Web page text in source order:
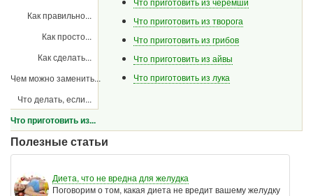
Как правильно...
Как просто...
Как сделать...
Чем можно заменить...
Что делать, если...
Что приготовить из...
Что приготовить из творога
Что приготовить из грибов
Что приготовить из айвы
Что приготовить из лука
Полезные статьи
Диета, что не вредна для желудка
Поговорим о том, какая диета не вредит вашему желудку